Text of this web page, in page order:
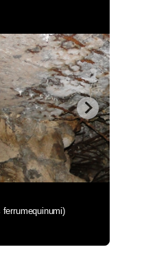
ferrumequinumi)